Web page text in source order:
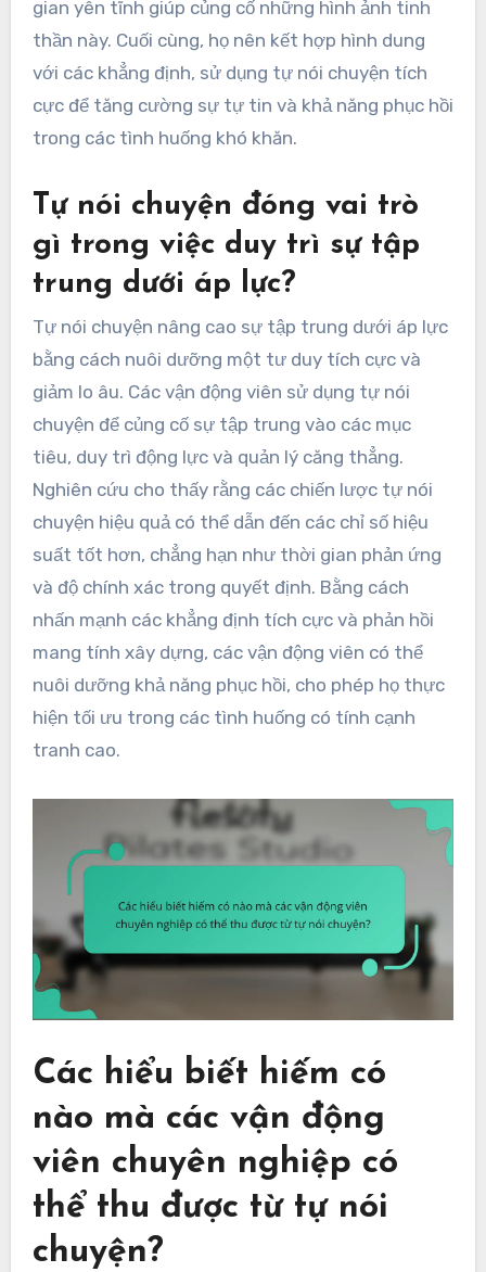
gian yên tĩnh giúp củng cố những hình ảnh tinh
thần này. Cuối cùng, họ nên kết hợp hình dung
với các khẳng định, sử dụng tự nói chuyện tích
cực để tăng cường sự tự tin và khả năng phục hồi
trong các tình huống khó khăn.
Tự nói chuyện đóng vai trò
gì trong việc duy trì sự tập
trung dưới áp lực?
Tự nói chuyện nâng cao sự tập trung dưới áp lực
bằng cách nuôi dưỡng một tư duy tích cực và
giảm lo âu. Các vận động viên sử dụng tự nói
chuyện để củng cố sự tập trung vào các mục
tiêu, duy trì động lực và quản lý căng thẳng.
Nghiên cứu cho thấy rằng các chiến lược tự nói
chuyện hiệu quả có thể dẫn đến các chỉ số hiệu
suất tốt hơn, chẳng hạn như thời gian phản ứng
và độ chính xác trong quyết định. Bằng cách
nhấn mạnh các khẳng định tích cực và phản hồi
mang tính xây dựng, các vận động viên có thể
nuôi dưỡng khả năng phục hồi, cho phép họ thực
hiện tối ưu trong các tình huống có tính cạnh
tranh cao.
Các hiểu biết hiếm có
nào mà các vận động
viên chuyên nghiệp có
thể thu được từ tự nói
chuyện?